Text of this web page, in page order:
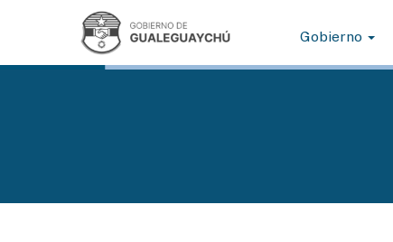
Gobierno